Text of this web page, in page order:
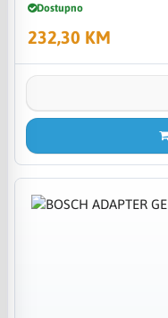
Dostupno
232,30 KM